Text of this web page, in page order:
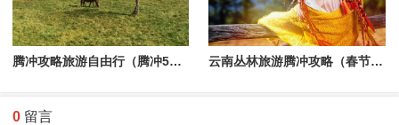
腾冲攻略旅游自由行（腾冲5天4晚自由行,腾冲旅游攻略） 云南丛林旅游腾冲攻略（春节云南腾冲旅游攻略）
0 留言